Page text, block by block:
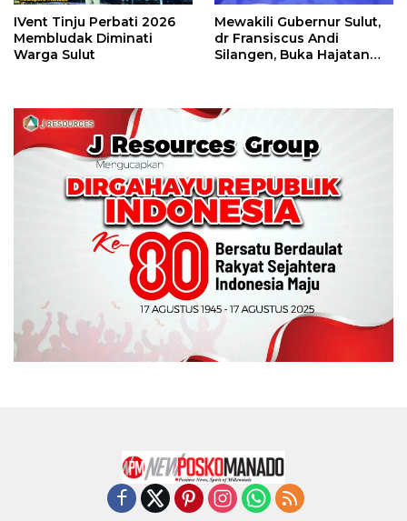
IVent Tinju Perbati 2026
Membludak Diminati
Warga Sulut
Mewakili Gubernur Sulut,
dr Fransiscus Andi
Silangen, Buka Hajatan